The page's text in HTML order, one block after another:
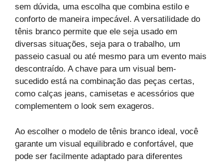
sem dúvida, uma escolha que combina estilo e
conforto de maneira impecável. A versatilidade do
tênis branco permite que ele seja usado em
diversas situações, seja para o trabalho, um
passeio casual ou até mesmo para um evento mais
descontraído. A chave para um visual bem-
sucedido está na combinação das peças certas,
como calças jeans, camisetas e acessórios que
complementem o look sem exageros.
Ao escolher o modelo de tênis branco ideal, você
garante um visual equilibrado e confortável, que
pode ser facilmente adaptado para diferentes